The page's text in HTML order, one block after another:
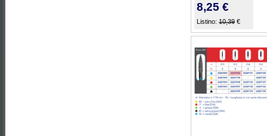
8,25 €
Listino: 10,39 €